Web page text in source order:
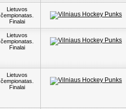
Lietuvos
čempionatas.
Finalai
Lietuvos
čempionatas.
Finalai
Lietuvos
čempionatas.
Finalai